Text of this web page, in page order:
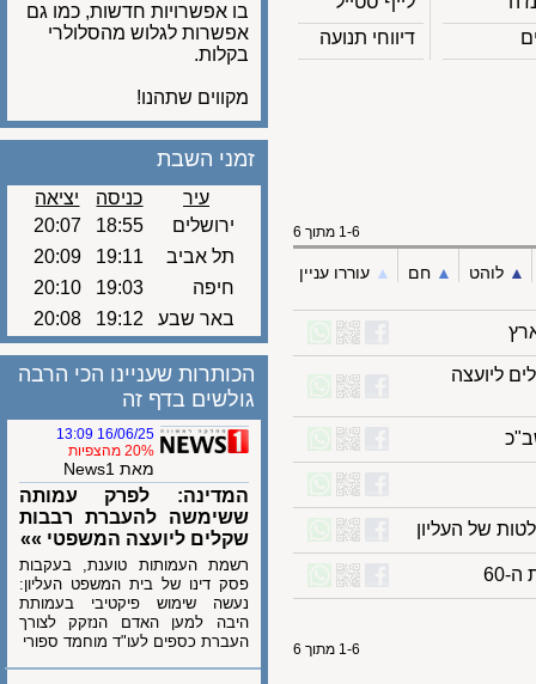
דיווחי תנועה
בו אפשרויות חדשות, כמו גם
אפשרות לגלוש מהסלולרי
בקלות.
מקווים שתהנו!
לוהט ▲︎ חם ▲︎ עוררו עניין
של העליון
זמני השבת
עיר כניסה
יציאה
ירושלים
18:55
20:07
תל אביב
19:11
20:09
חיפה
19:03
20:10
באר שבע
19:12
20:08
הכותרות שעניינו הכי הרבה
גולשים בדף זה
16/06/25 13:09
20% מהצפיות
מאת News1
המדינה: לפרק עמותה
ששימשה להעברת רבבות
שקלים ליועצה המשפטי »»
רשמת העמותות טוענת, בעקבות
פסק דינו של בית המשפט העליון:
נעשה שימוש פיקטיבי בעמותת
היבה למען האדם הנזקק לצורך
העברת כספים לעו"ד מוחמד ספורי